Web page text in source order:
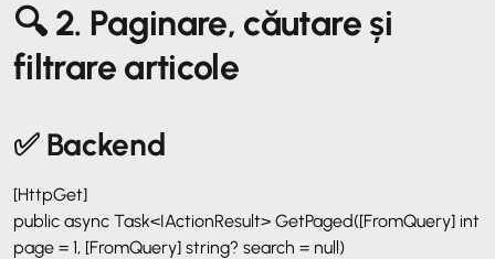
🔍 2. Paginare, căutare și
filtrare articole
✅ Backend
[HttpGet]
public async Task<IActionResult> GetPaged([FromQuery] int
page = 1, [FromQuery] string? search = null)